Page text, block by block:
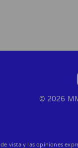
© 2026
vista y las opiniones